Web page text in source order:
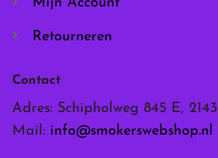
Retourneren
Contact
Adres: Schipholweg 845 E,
Mail: info@smokerswebshop.nl